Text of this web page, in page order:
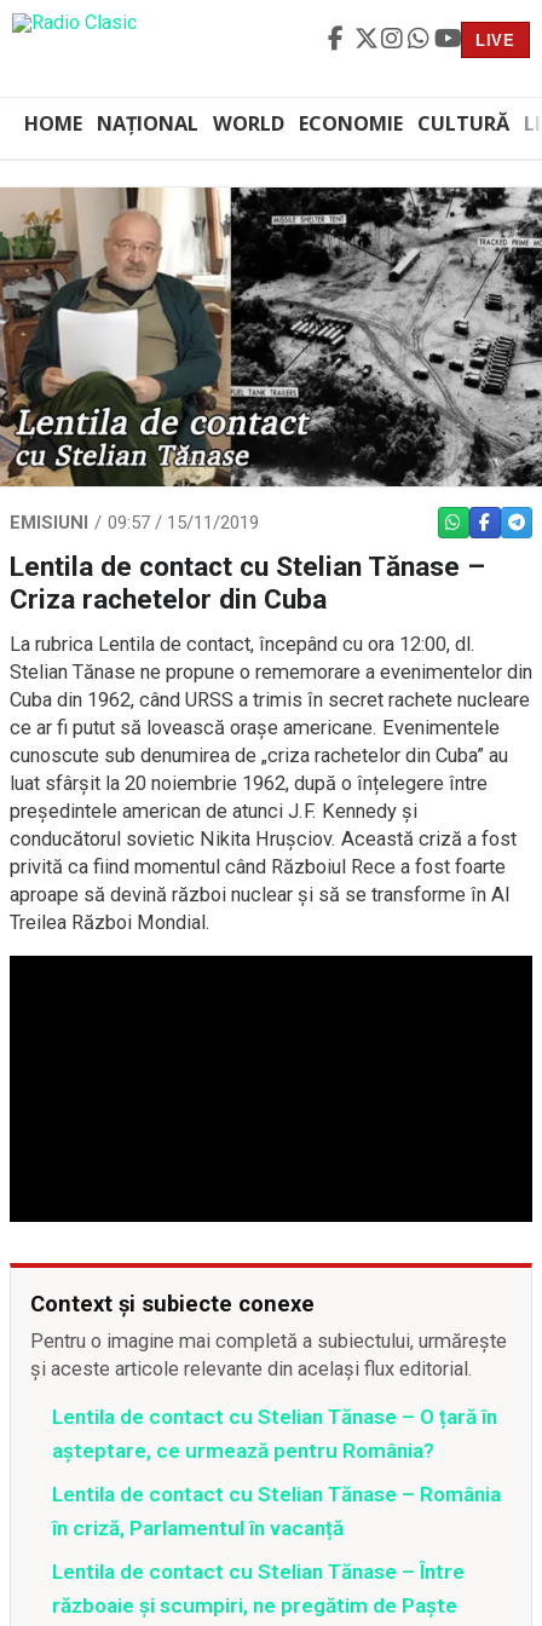
LIVE
HOME NAȚIONAL WORLD ECONOMIE CULTURĂ
EMISIUNI 09:57 / 15/11/2019 WHATSAPP
Lentila de contact cu Stelian Tănase –
Criza rachetelor din Cuba
La rubrica Lentila de contact, începând cu ora 12:00, dl.
Stelian Tănase ne propune o rememorare a evenimentelor din
Cuba din 1962, când URSS a trimis în secret rachete nucleare
ce ar fi putut să lovească orașe americane. Evenimentele
cunoscute sub denumirea de „criza rachetelor din Cuba” au
luat sfârșit la 20 noiembrie 1962, după o înțelegere între
președintele american de atunci J.F. Kennedy și
conducătorul sovietic Nikita Hrușciov. Această criză a fost
privită ca fiind momentul când Războiul Rece a fost foarte
aproape să devină război nuclear și să se transforme în Al
Treilea Război Mondial.
Context și subiecte conexe
Pentru o imagine mai completă a subiectului, urmărește
și aceste articole relevante din același flux editorial.
Lentila de contact cu Stelian Tănase – O țară în
așteptare, ce urmează pentru România?
Lentila de contact cu Stelian Tănase – România
în criză, Parlamentul în vacanță
Lentila de contact cu Stelian Tănase – Între
războaie și scumpiri, ne pregătim de Paște